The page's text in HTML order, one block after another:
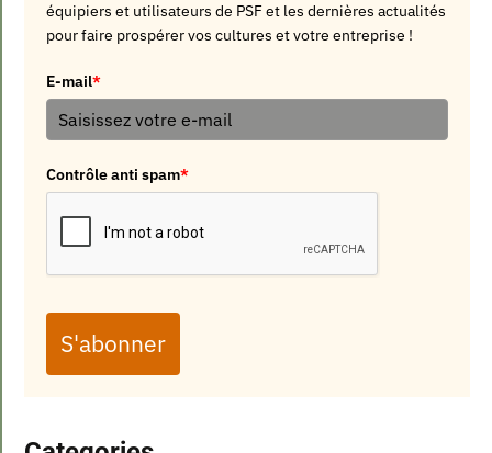
équipiers et utilisateurs de PSF et les dernières actualités
pour faire prospérer vos cultures et votre entreprise !
E-mail*
Contrôle anti spam*
S'abonner